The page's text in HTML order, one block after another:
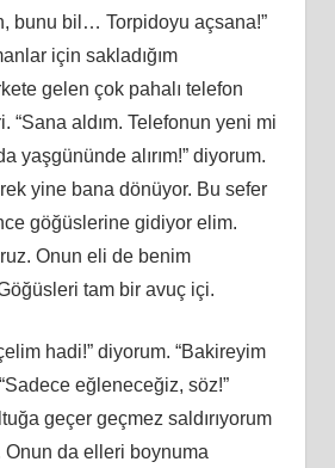
bunu bil… Torpidoyu açsana!”
için sakladığım
gelen çok pahalı telefon
“Sana aldım. Telefonun yeni mi
yaşgününde alırım!” diyorum.
yine bana dönüyor. Bu sefer
göğüslerine gidiyor elim.
Onun eli de benim
tam bir avuç içi.
hadi!” diyorum. “Bakireyim
eğleneceğiz, söz!”
geçer geçmez saldırıyorum
Onun da elleri boynuma